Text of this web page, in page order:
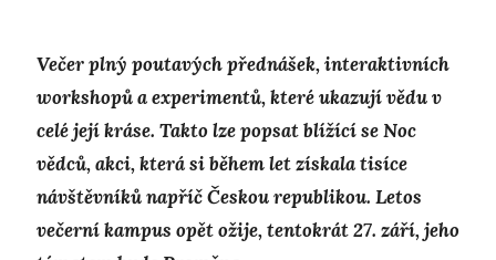
Večer plný poutavých přednášek, interaktivních
workshopů a experimentů, které ukazují vědu v
celé její kráse. Takto lze popsat blížící se Noc
vědců, akci, která si během let získala tisíce
návštěvníků napříč Českou republikou. Letos
večerní kampus opět ožije, tentokrát 27. září, jeho